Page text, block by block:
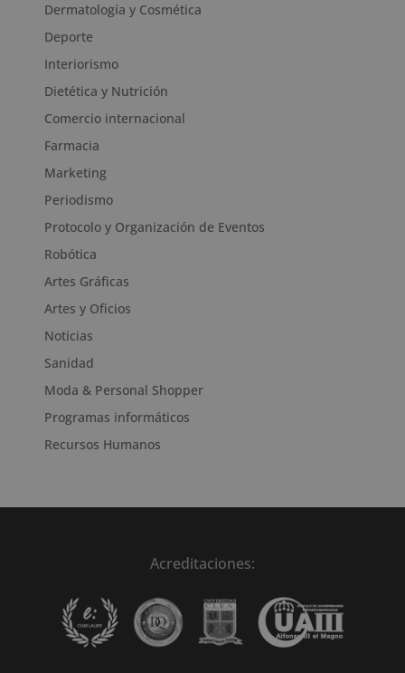
Dermatología y Cosmética
Deporte
Interiorismo
Dietética y Nutrición
Comercio internacional
Farmacia
Marketing
Periodismo
Protocolo y Organización de Eventos
Robótica
Artes Gráficas
Artes y Oficios
Noticias
Sanidad
Moda & Personal Shopper
Programas informáticos
Recursos Humanos
Acreditaciones: